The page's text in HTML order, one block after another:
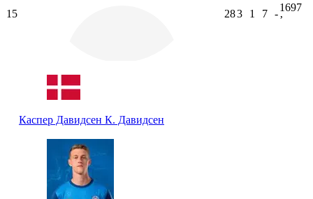
15
Каспер Давидсен К. Давидсен
283 1 7 -
1697
ʼ